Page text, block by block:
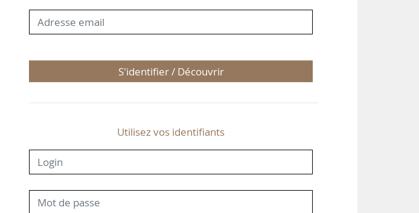
S'identifier / Découvrir
Utilisez vos identifiants